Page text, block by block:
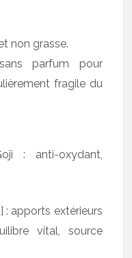
non grasse.
parfum pour
fragile du
: anti-oxydant,
: apports extérieurs
vital, source